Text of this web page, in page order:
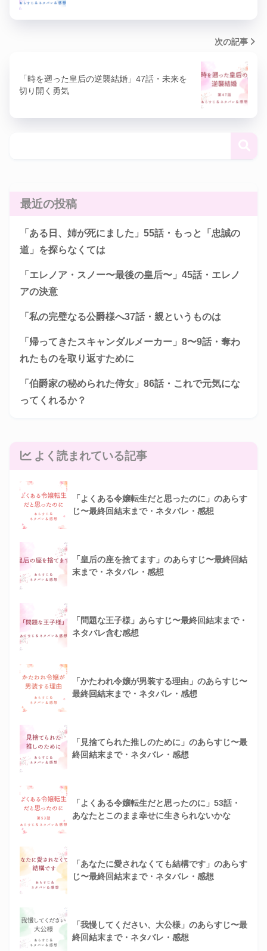
次の記事
「時を遡った皇后の逆襲結婚」47話・未来を
切り開く勇気
最近の投稿
「ある日、姉が死にました」55話・もっと「忠誠の
道」を探らなくては
「エレノア・スノー〜最後の皇后〜」45話・エレノ
アの決意
「私の完璧なる公爵様へ37話・親というものは
「帰ってきたスキャンダルメーカー」8〜9話・奪わ
れたものを取り返すために
「伯爵家の秘められた侍女」86話・これで元気にな
ってくれるか？
よく読まれている記事
「よくある令嬢転生だと思ったのに」のあらす
じ〜最終回結末まで・ネタバレ・感想
「皇后の座を捨てます」のあらすじ〜最終回結
末まで・ネタバレ・感想
「問題な王子様」あらすじ〜最終回結末まで・
ネタバレ含む感想
「かたわれ令嬢が男装する理由」のあらすじ〜
最終回結末まで・ネタバレ・感想
「見捨てられた推しのために」のあらすじ〜最
終回結末まで・ネタバレ・感想
「よくある令嬢転生だと思ったのに」53話・
あなたとこのまま幸せに生きられないかな
「あなたに愛されなくても結構です」のあらす
じ〜最終回結末まで・ネタバレ・感想
「我慢してください、大公様」のあらすじ〜最
終回結末まで・ネタバレ・感想